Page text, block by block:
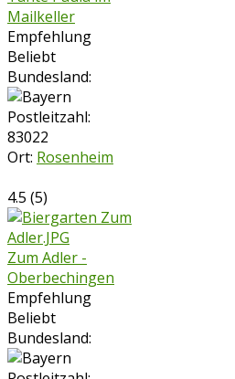
Mailkeller
Empfehlung
Beliebt
Bundesland:
Postleitzahl:
83022
Ort: Rosenheim
4.5 (5)
Zum Adler -
Oberbechingen
Empfehlung
Beliebt
Bundesland: